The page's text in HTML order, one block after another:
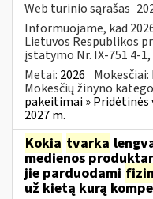
Web turinio sąrašas
Informuojame, kad
Lietuvos Respublikos
įstatymo Nr. IX-751 4-1,
Metai: 2026 Mokesčiai:
Mokesčių žinyno
pakeitimai »
2027 m.
Kokia tvarka
medienos
jie parduodami
už kietą kurą